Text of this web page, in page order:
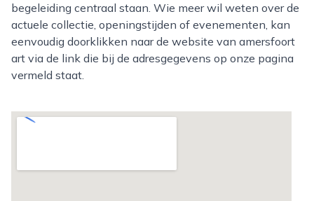
begeleiding centraal staan. Wie meer wil weten over de
actuele collectie, openingstijden of evenementen, kan
eenvoudig doorklikken naar de website van amersfoort
art via de link die bij de adresgegevens op onze pagina
vermeld staat.